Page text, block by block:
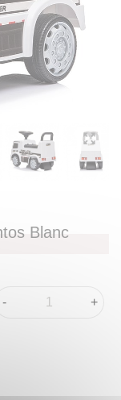
Blanc
- +